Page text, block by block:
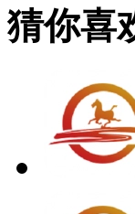
猜你喜